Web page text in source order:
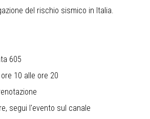
del rischio sismico in Italia.
605
10 alle ore 20
segui l'evento sul canale